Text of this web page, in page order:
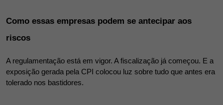
Como essas empresas podem se antecipar aos
riscos
A regulamentação está em vigor. A fiscalização já começou. E a
exposição gerada pela CPI colocou luz sobre tudo que antes era
tolerado nos bastidores.